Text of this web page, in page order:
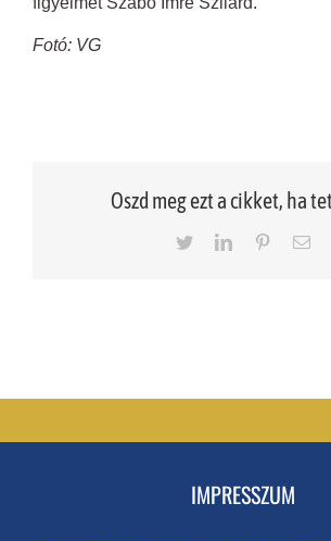
Fotó: VG
Oszd meg ezt a cikket, ha
TwitterLinkedInPinterest
IMPRESSZUM